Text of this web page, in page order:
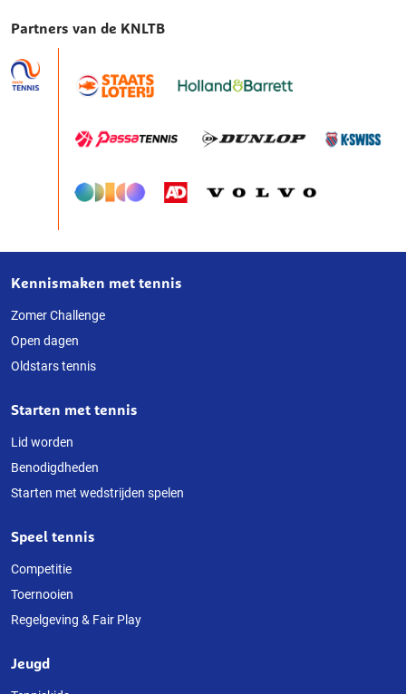
Partners van de KNLTB
Over
deze
website
Kennismaken met tennis
Zomer Challenge
Open dagen
Oldstars tennis
Starten met tennis
Lid worden
Benodigdheden
Starten met wedstrijden spelen
Speel tennis
Competitie
Toernooien
Regelgeving & Fair Play
Jeugd